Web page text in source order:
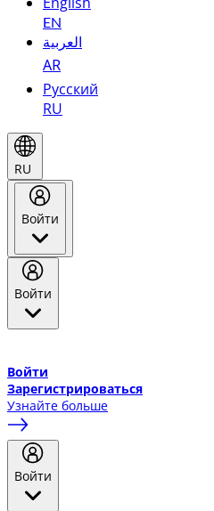
EN
العربية
AR
Русский
RU
RU
Войти
Войти
Войти
Зарегистрироваться
Узнайте больше
Войти